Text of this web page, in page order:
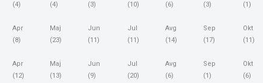
(4)
(4)
(3)
(10)
(6)
(3)
(1)
Apr
(8)
Maj
(23)
Jun
(11)
Jul
(11)
Avg
(14)
Sep
(17)
Okt
(11)
Apr
(12)
Maj
(13)
Jun
(9)
Jul
(20)
Avg
(6)
Sep
(1)
Okt
(6)